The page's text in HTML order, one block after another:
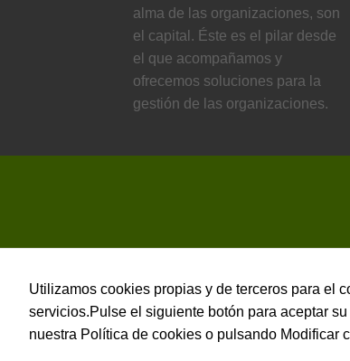
alma de las organizaciones, son
el capital. Éste es el pilar desde
el que acompañamos y
ofrecemos soluciones para la
gestión de las organizaciones.
Utilizamos cookies propias y de terceros para el
servicios.Pulse el siguiente botón para aceptar
nuestra Política de cookies o pulsando Modificar